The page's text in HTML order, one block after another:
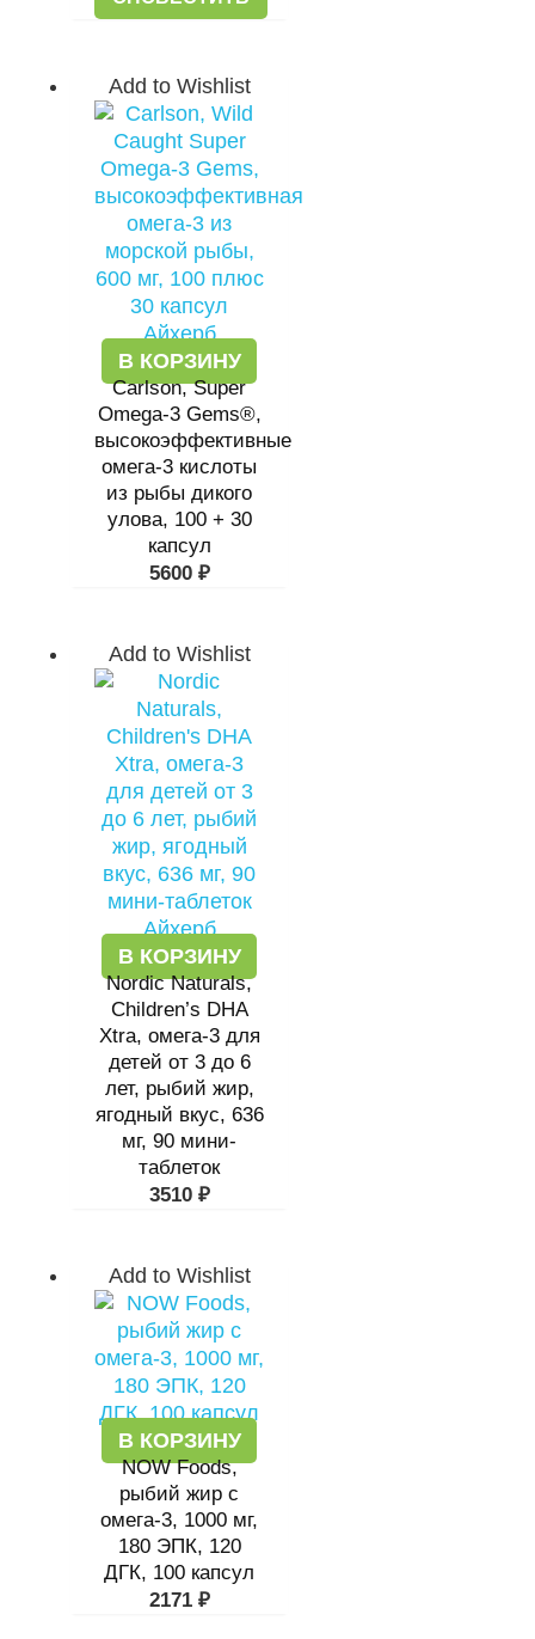
Add to Wishlist
В КОРЗИНУ
Carlson, Super
Omega-3 Gems®,
высокоэффективные
омега-3 кислоты
из рыбы дикого
улова, 100 + 30
капсул
5600 ₽
Add to Wishlist
В КОРЗИНУ
Nordic Naturals,
Children’s DHA
Xtra, омега-3 для
детей от 3 до 6
лет, рыбий жир,
ягодный вкус, 636
мг, 90 мини-
таблеток
3510 ₽
Add to Wishlist
В КОРЗИНУ
NOW Foods,
рыбий жир с
омега-3, 1000 мг,
180 ЭПК, 120
ДГК, 100 капсул
2171 ₽